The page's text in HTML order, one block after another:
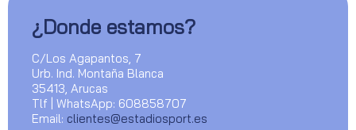
¿Donde estamos?
C/Los Agapantos, 7
Urb. Ind. Montaña Blanca
35413, Arucas
Tlf | WhatsApp: 608858707
Email: clientes@estadiosport.es